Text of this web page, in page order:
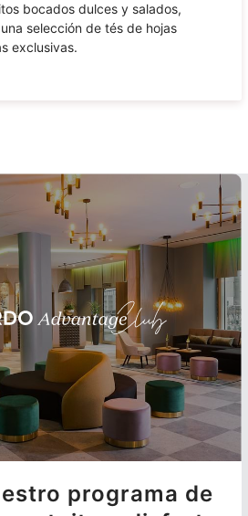
bocados dulces y salados,
selección de tés de hojas
exclusivas.
programa de